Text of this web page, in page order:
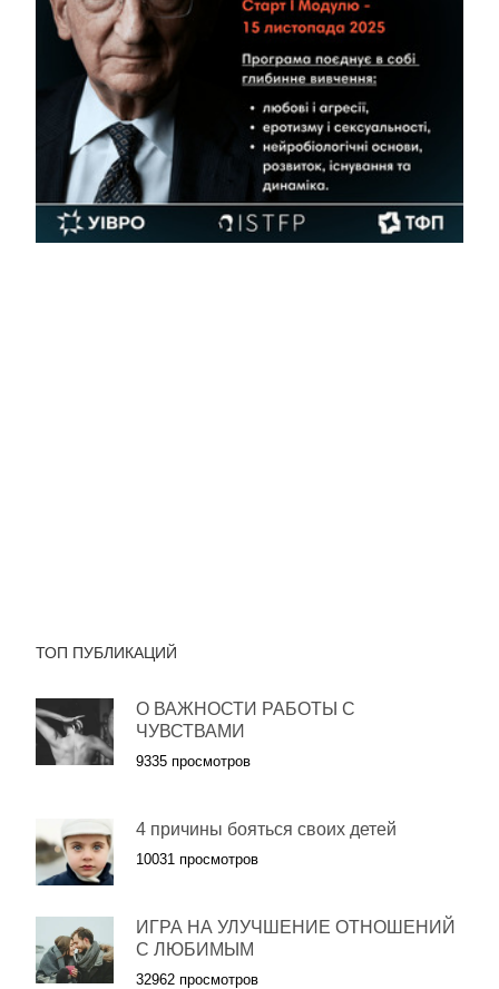
ТОП ПУБЛИКАЦИЙ
О ВАЖНОСТИ РАБОТЫ С
ЧУВСТВАМИ
9335 просмотров
4 причины бояться своих детей
10031 просмотров
ИГРА НА УЛУЧШЕНИЕ ОТНОШЕНИЙ
С ЛЮБИМЫМ
32962 просмотров